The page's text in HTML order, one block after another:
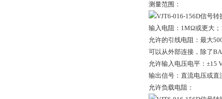
测量范围：
输入电阻：1MΩ或更大
允许的引线电阻：最大
可以从外部连接，除了
允许输入电压电平：±15
输出信号：直流电压或直
允许负载电阻：